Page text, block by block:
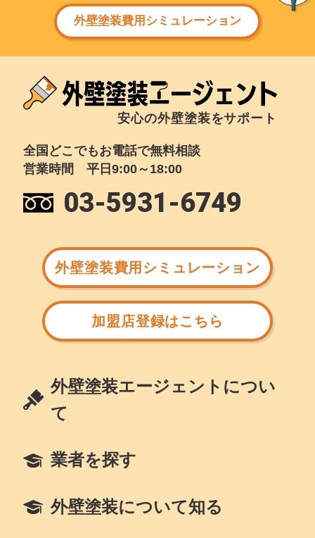
外壁塗装費用シミュレーション
安心の外壁塗装をサポート
全国どこでもお電話で無料相談
営業時間 平日9:00～18:00
03-5931-6749
外壁塗装費用シミュレーション
加盟店登録はこちら
外壁塗装エージェントについ
て
業者を探す
外壁塗装について知る